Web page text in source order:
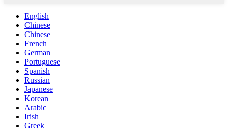
English
Chinese
Chinese
French
German
Portuguese
Spanish
Russian
Japanese
Korean
Arabic
Irish
Greek